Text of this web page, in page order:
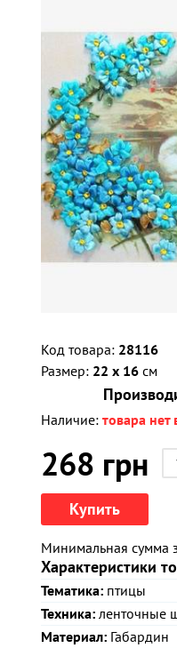
Код товара: 28116
Размер: 22 x 16 см
Наличие: товара нет
268 грн
Купить
Минимальная сумма
Характеристики
Тематика: птицы
Техника: ленточные
Материал: Габардин